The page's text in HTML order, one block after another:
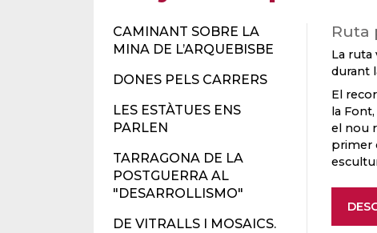
CAMINANT SOBRE LA
MINA DE L’ARQUEBISBE
DONES PELS CARRERS
LES ESTÀTUES ENS
PARLEN
TARRAGONA DE LA
POSTGUERRA AL
"DESARROLLISMO"
DE VITRALLS I MOSAICS.
Ruta
La ruta
durant
El
la
el nou
primer